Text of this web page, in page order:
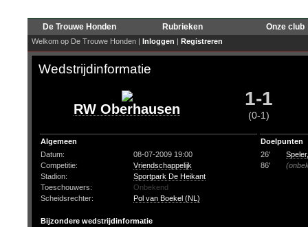
De Trouwe Honden Rubrieken Onze club
Welkom op De Trouwe Honden | Inloggen | Registreren
Wedstrijdinformatie
RW Oberhausen 1-1
(0-1)
Algemeen
Datum:
08-07-2009 19:00
Competitie:
Vriendschappelijk
Stadion:
Sportpark De Heikant
Toeschouwers:
Onbekend
Scheidsrechter:
Pol van Boekel (NL)
Doelpunten
26'
86'
Bijzondere wedstrijdinformatie